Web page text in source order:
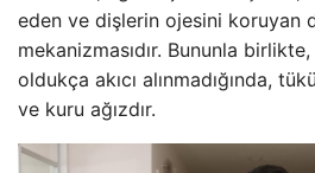
eden ve dişlerin ojesini koruyan
mekanizmasıdır. Bununla birlikte,
oldukça akıcı alınmadığında,
ve kuru ağızdır.